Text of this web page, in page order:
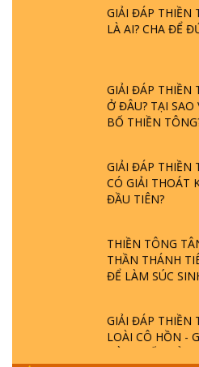
LÀ AI? CHA ĐỂ
Ở ĐÂU? TẠI
BỐ THIỀN
CÓ GIẢI THOÁT
ĐẦU TIÊN?
THẦN THÁNH
ĐỂ LÀM SÚC
GIẢI ĐÁP THIỀN
LOÀI CÔ HỒN -
NÀO XUẤT BẢN